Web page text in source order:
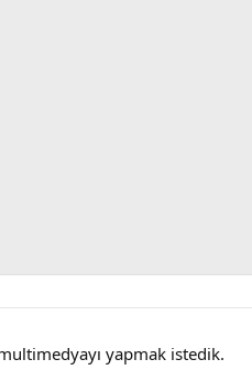
yapmak istedik.